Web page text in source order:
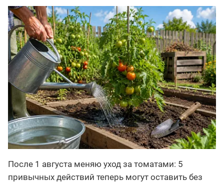
После 1 августа меняю уход за томатами: 5
привычных действий теперь могут оставить без